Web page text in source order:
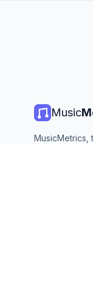
Music
MusicMetrics,